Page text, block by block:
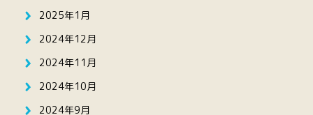
2025年1月
2024年12月
2024年11月
2024年10月
2024年9月